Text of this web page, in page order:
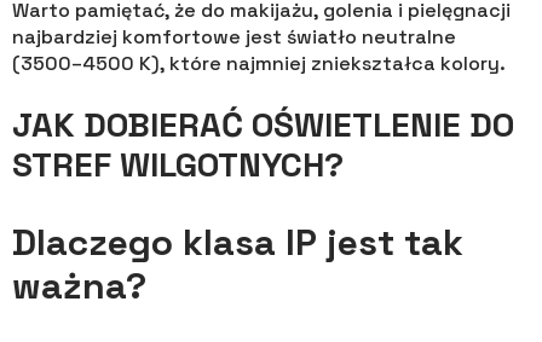
Warto pamiętać, że do makijażu, golenia i pielęgnacji
najbardziej komfortowe jest światło neutralne
(3500–4500 K), które najmniej zniekształca kolory.
JAK DOBIERAĆ OŚWIETLENIE DO
STREF WILGOTNYCH?
Dlaczego klasa IP jest tak
ważna?